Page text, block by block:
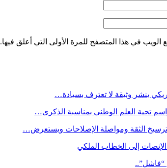
الويب في هذا المتصفح للمرة الأولى التي أعلق فيها.
ينشر وثيقة لا تعترف بسيادة…
تحية العلم الوطني بمناسبة الذكرى…
الثقة ومواصلة الإصلاحات ويستعرض…
إلى الخطاب الملكي
“فاشل”..